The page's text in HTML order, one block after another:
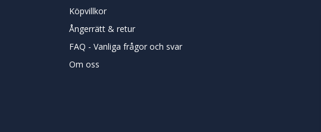
Köpvillkor
Ångerrätt & retur
FAQ - Vanliga frågor och svar
Om oss